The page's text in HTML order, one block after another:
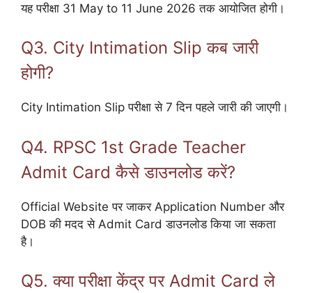
यह परीक्षा 31 May to 11 June 2026 तक आयोजित होगी।
Q3. City Intimation Slip कब जारी
होगी?
City Intimation Slip परीक्षा से 7 दिन पहले जारी की जाएगी।
Q4. RPSC 1st Grade Teacher
Admit Card कैसे डाउनलोड करें?
Official Website पर जाकर Application Number और
DOB की मदद से Admit Card डाउनलोड किया जा सकता
है।
Q5. क्या परीक्षा केंद्र पर Admit Card ले